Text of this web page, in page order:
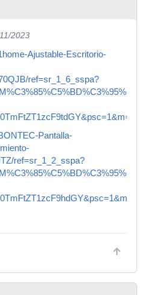
2023
Ajustable-Escritorio-
ref=sr_1_6_sspa?
Pantalla-
ref=sr_1_2_sspa?